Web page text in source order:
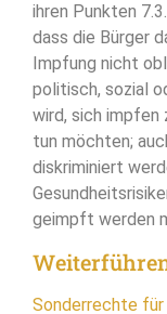
ihren Punkten
dass die Bürger
Impfung nicht
politisch, sozial
wird, sich impfen
tun möchten;
diskriminiert
geimpft werden
Sonderrechte